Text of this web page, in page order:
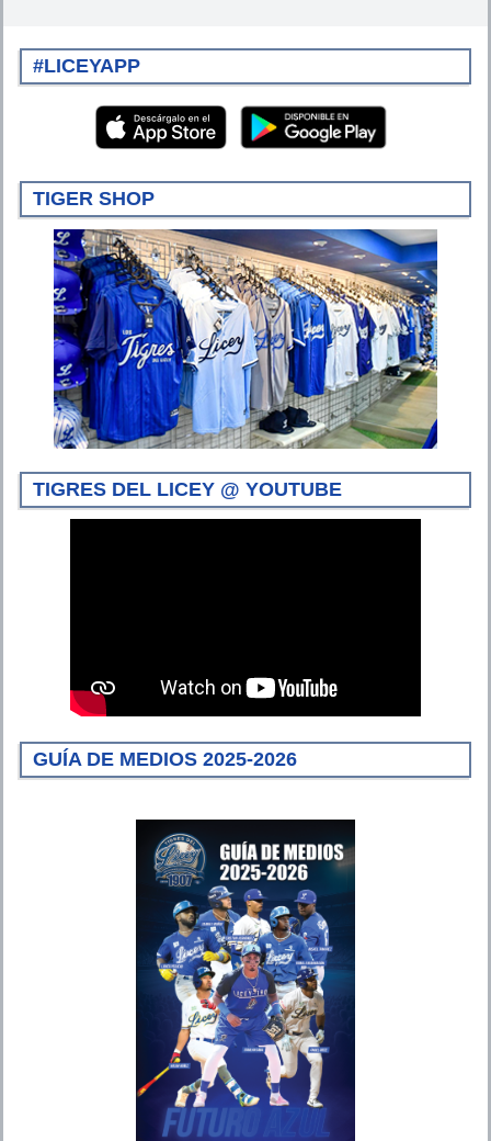
#LICEYAPP
TIGER SHOP
TIGRES DEL LICEY @ YOUTUBE
GUÍA DE MEDIOS 2025-2026